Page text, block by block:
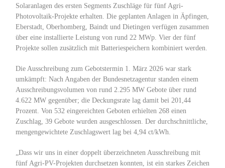
Solaranlagen des ersten Segments Zuschläge für fünf Agri-
Photovoltaik-Projekte erhalten. Die geplanten Anlagen in Äpfingen,
Eberstadt, Oberhomberg, Baindt und Dietingen verfügen zusammen
über eine installierte Leistung von rund 22 MWp. Vier der fünf
Projekte sollen zusätzlich mit Batteriespeichern kombiniert werden.
Die Ausschreibung zum Gebotstermin 1. März 2026 war stark
umkämpft: Nach Angaben der Bundesnetzagentur standen einem
Ausschreibungsvolumen von rund 2.295 MW Gebote über rund
4.622 MW gegenüber; die Deckungsrate lag damit bei 201,44
Prozent. Von 532 eingereichten Geboten erhielten 268 einen
Zuschlag, 39 Gebote wurden ausgeschlossen. Der durchschnittliche,
mengengewichtete Zuschlagswert lag bei 4,94 ct/kWh.
„Dass wir uns in einer doppelt überzeichneten Ausschreibung mit
fünf Agri-PV-Projekten durchsetzen konnten, ist ein starkes Zeichen